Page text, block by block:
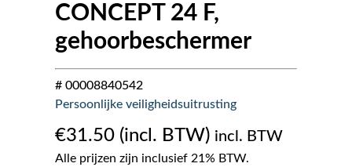
CONCEPT 24 F,
gehoorbeschermer
# 00008840542
Persoonlijke veiligheidsuitrusting
€31.50 incl. BTW
Alle prijzen zijn inclusief 21% BTW.